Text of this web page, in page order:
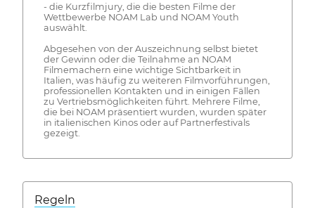
- die Kurzfilmjury, die die besten Filme der
Wettbewerbe NOAM Lab und NOAM Youth
auswählt.
Abgesehen von der Auszeichnung selbst bietet
der Gewinn oder die Teilnahme an NOAM
Filmemachern eine wichtige Sichtbarkeit in
Italien, was häufig zu weiteren Filmvorführungen,
professionellen Kontakten und in einigen Fällen
zu Vertriebsmöglichkeiten führt. Mehrere Filme,
die bei NOAM präsentiert wurden, wurden später
in italienischen Kinos oder auf Partnerfestivals
gezeigt.
Regeln